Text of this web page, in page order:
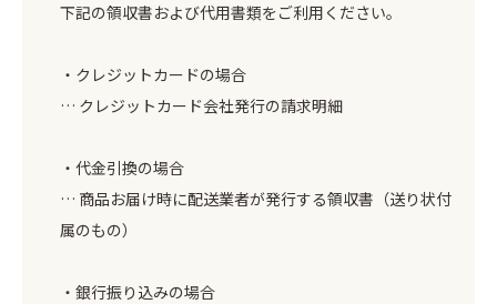
下記の領収書および代用書類をご利用ください。
・クレジットカードの場合
… クレジットカード会社発行の請求明細
・代金引換の場合
… 商品お届け時に配送業者が発行する領収書（送り状付
属のもの）
・銀行振り込みの場合